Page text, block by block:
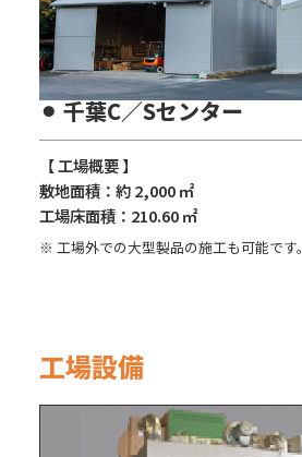
⚫︎ 千葉C／Sセンター
【 工場概要 】
敷地面積：約 2,000 ㎡
工場床面積：210.60 ㎡
※ 工場外での大型製品の施工も可能です。
工場設備